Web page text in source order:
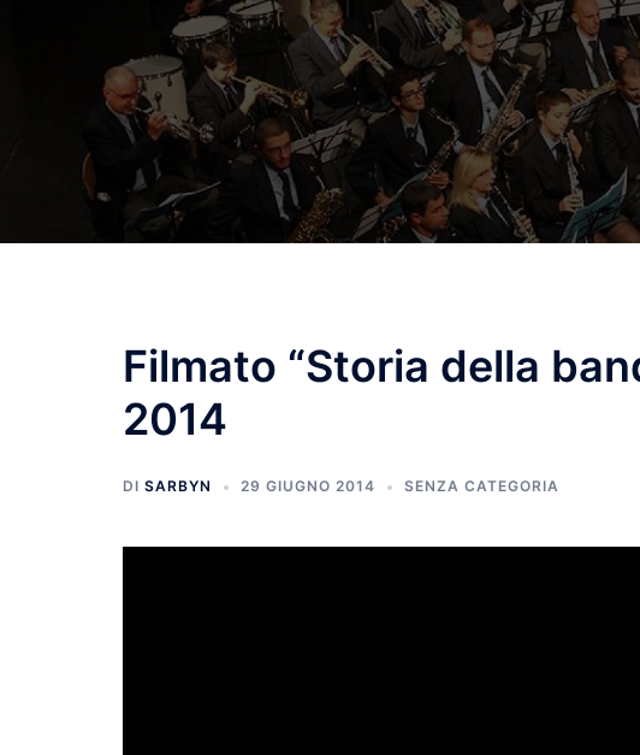
Filmato “Storia della
2014
DI SARBYN 29 GIUGNO 2014 SENZA CATEGORIA